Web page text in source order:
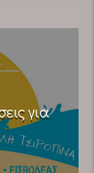
για